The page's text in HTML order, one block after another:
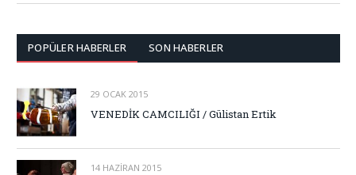
POPÜLER HABERLER SON HABERLER
29 OCAK 2015
VENEDİK CAMCILIĞI / Gülistan Ertik
14 HAZIRAN 2015